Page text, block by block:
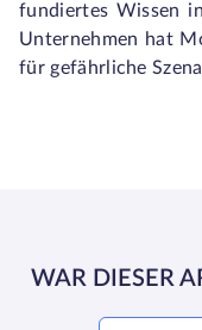
fundiertes Wissen
Unternehmen hat
für gefährliche
WAR DIESER